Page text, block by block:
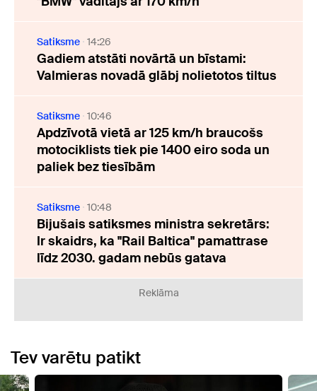
Satiksme 14:26
Gadiem atstāti novārtā un bīstami:
Valmieras novadā glābj nolietotos tiltus
Satiksme 10:46
Apdzīvotā vietā ar 125 km/h braucošs
motociklists tiek pie 1400 eiro soda un
paliek bez tiesībām
Satiksme 10:48
Bijušais satiksmes ministra sekretārs:
Ir skaidrs, ka "Rail Baltica" pamattrase
līdz 2030. gadam nebūs gatava
Reklāma
Tev varētu patikt